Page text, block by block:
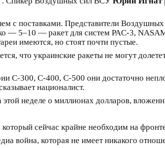
с поставками. Представители
— 5–10 — ракет для систем PAC-3,
имеются, но стоят почти пустые.
что украинские ракеты не могут
С-300, С-400, С-500 они достаточно
националист.
неделе о миллионах долларов,
сейчас крайне необходим на
война, которая не имеет никакого